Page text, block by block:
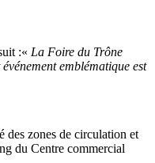
:« La Foire du Trône
emblématique est
des zones de circulation et
du Centre commercial